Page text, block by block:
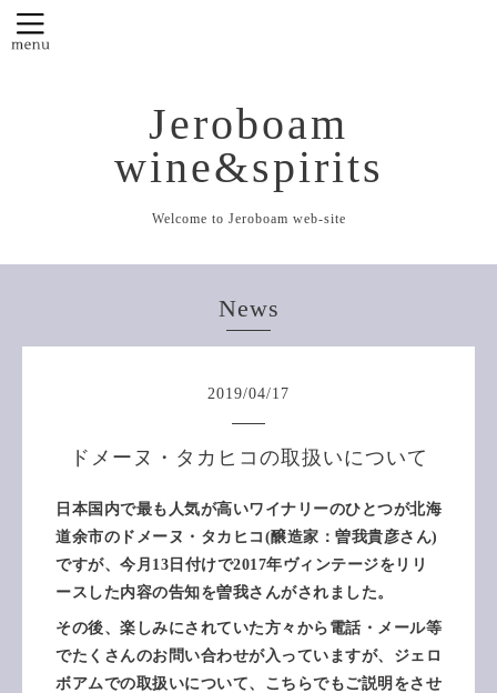
Jeroboam
wine&spirits
Welcome to Jeroboam web-site
News
2019/04/17
ドメーヌ・タカヒコの取扱いについて
日本国内で最も人気が高いワイナリーのひとつが北海
道余市のドメーヌ・タカヒコ(醸造家：曽我貴彦さん)
ですが、今月13日付けで2017年ヴィンテージをリリ
ースした内容の告知を曽我さんがされました。
その後、楽しみにされていた方々から電話・メール等
でたくさんのお問い合わせが入っていますが、ジェロ
ボアムでの取扱いについて、こちらでもご説明をさせ